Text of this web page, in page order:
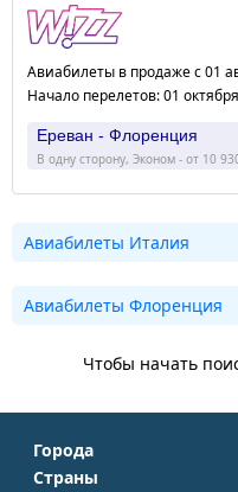
Авиабилеты в продаже с 01
Начало перелетов: 01
Ереван - Флоренция
В одну сторону, Эконом - от 10
Авиабилеты Италия
Авиабилеты Флоренция
Чтобы начать
Города
Москва
Страны